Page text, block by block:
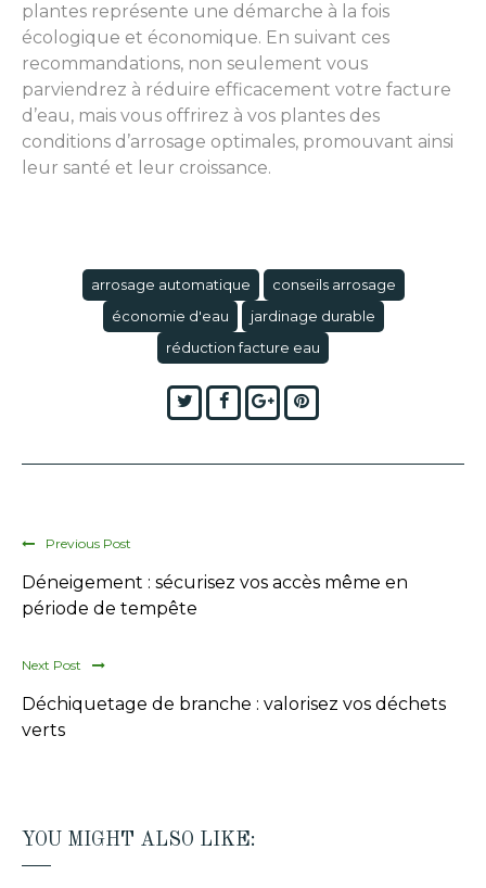
plantes représente une démarche à la fois
écologique et économique. En suivant ces
recommandations, non seulement vous
parviendrez à réduire efficacement votre facture
d’eau, mais vous offrirez à vos plantes des
conditions d’arrosage optimales, promouvant ainsi
leur santé et leur croissance.
arrosage automatique
conseils arrosage
économie d'eau
jardinage durable
réduction facture eau
TwitterFacebook
Google+Pinterest
Previous Post
Déneigement : sécurisez vos accès même en
période de tempête
Next Post
Déchiquetage de branche : valorisez vos déchets
verts
YOU MIGHT ALSO LIKE: